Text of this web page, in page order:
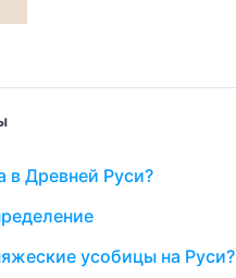
в Древней Руси?
усобицы на Руси?